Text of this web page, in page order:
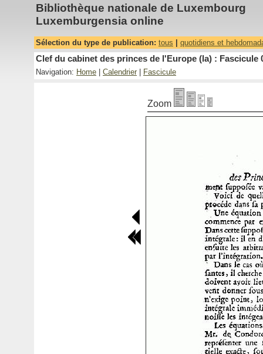
Bibliothèque nationale de Luxembourg
Luxemburgensia online
Sélection du type de publication: tous quotidiens et
Clef du cabinet des princes de l'Europe (la) : Fascicule
Navigation: Home Calendrier Fascicule
Zoom